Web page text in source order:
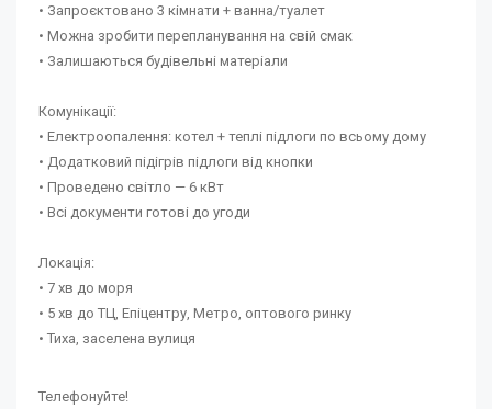
• Запроєктовано 3 кімнати + ванна/туалет
• Можна зробити перепланування на свій смак
• Залишаються будівельні матеріали
Комунікації:
• Електроопалення: котел + теплі підлоги по всьому дому
• Додатковий підігрів підлоги від кнопки
• Проведено світло — 6 кВт
• Всі документи готові до угоди
Локація:
• 7 хв до моря
• 5 хв до ТЦ, Епіцентру, Метро, оптового ринку
• Тиха, заселена вулиця
Телефонуйте!